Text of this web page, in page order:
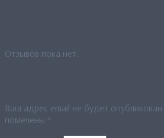
Отзывов пока нет.
Ваш адрес email не будет опубликован.
помечены *